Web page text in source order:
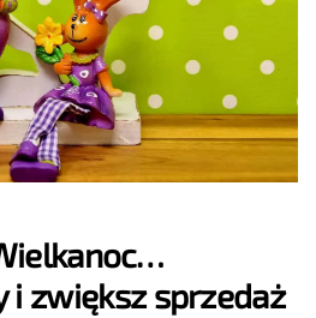
i zwiększ sprzedaż